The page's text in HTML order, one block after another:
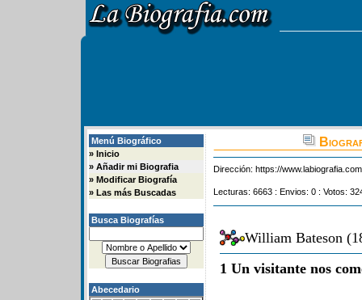
Menú Biográfico
» Inicio
» Añadir mi Biografia
» Modificar Biografía
» Las más Buscadas
Busca Biografías
Abecedario
Dirección: https://
Lecturas: 6663 : Envios: 0 : Votos:
William Bateson
1 Un visitante nos